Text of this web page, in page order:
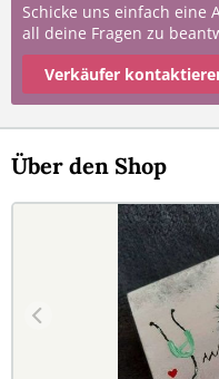
Schicke uns einfach eine
all deine Fragen zu
Verkäufer
Über den Shop